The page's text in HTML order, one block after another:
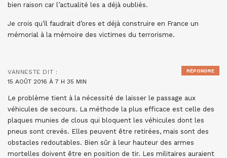
bien raison car l’actualité les a déjà oubliés.
Je crois qu’il faudrait d’ores et déjà construire en France un
mémorial à la mémoire des victimes du terrorisme.
VANNESTE DIT :
15 AOÛT 2016 À 7 H 35 MIN
Le problème tient à la nécessité de laisser le passage aux
véhicules de secours. La méthode la plus efficace est celle des
plaques munies de clous qui bloquent les véhicules dont les
pneus sont crevés. Elles peuvent être retirées, mais sont des
obstacles redoutables. Bien sûr à leur hauteur des armes
mortelles doivent être en position de tir. Les militaires auraient
RÉPONDRE